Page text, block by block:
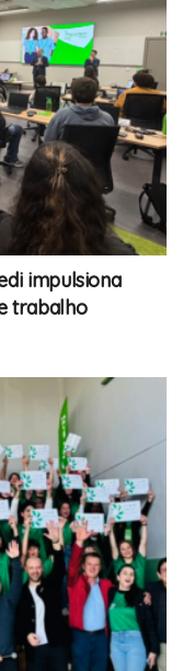
impulsiona
trabalho